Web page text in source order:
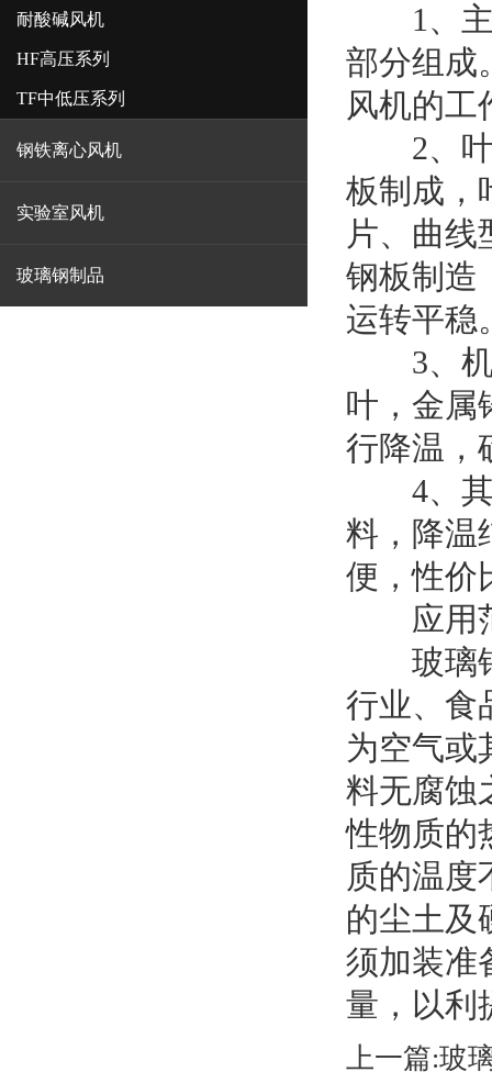
耐酸碱风机
HF高压系列
TF中低压系列
钢铁离心风机
实验室风机
玻璃钢制品
1、主
部分组成
风机的工
2、叶
板制成，
片、曲线
钢板制造
运转平稳
3、机
叶，金属
行降温，
4、其
料，降温
便，性价
应用
玻璃钢
行业、食
为空气或
料无腐蚀
性物质的
质的温度
的尘土及
须加装准
量，以利
上一篇:玻